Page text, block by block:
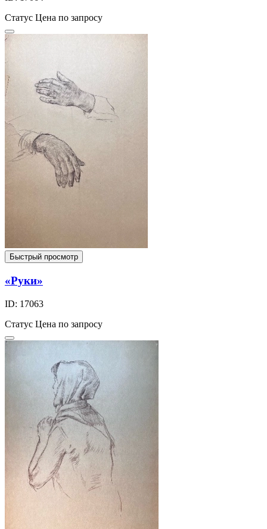
Статус Цена по запросу
Быстрый просмотр
«Руки»
ID: 17063
Статус Цена по запросу